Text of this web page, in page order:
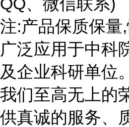
注:产品保质保量,
广泛应用于中科
及企业科研单位
我们至高无上的
供真诚的服务、